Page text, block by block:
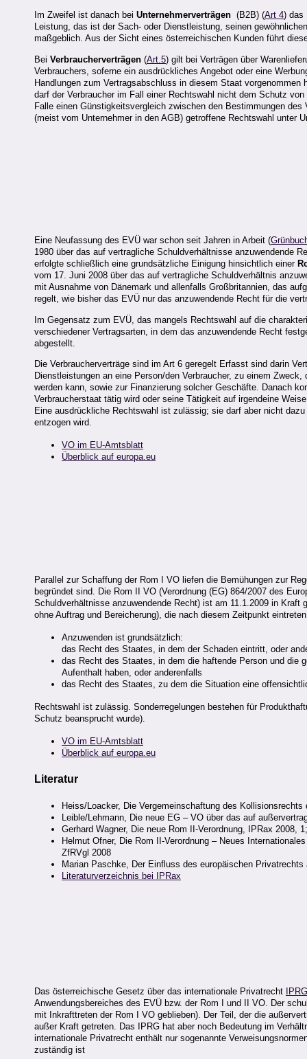
Im Zweifel ist danach bei Unternehmerverträgen (B2B) (Art 4) das
Leistung, das ist der Sach- oder Dienstleistung, seinen
maßgeblich. Aus der Sicht eines österreichischen Kunden führt
Bei Verbraucherverträgen (Art.5) gilt bei Verträgen über
Verbrauchers, soferne ein ausdrückliches Angebot oder eine
Handlungen zum Vertragsabschluss in diesem Staat
darf der Verbraucher im Fall einer Rechtswahl nicht dem Schutz
Falle einen Günstigkeitsvergleich zwischen den Bestimmungen
(meist vom Unternehmer in den AGB) getroffene Rechtswahl unter
Eine Neufassung des EVÜ war schon seit Jahren in Arbeit (
1980 über das auf vertragliche Schuldverhältnisse anzuwendende
erfolgte schließlich eine grundsätzliche Einigung hinsichtlich einer
vom 17. Juni 2008 über das auf vertragliche Schuldverhältnis
mit Ausnahme von Dänemark und allenfalls Großbritannien, das
regelt, wie bisher das EVÜ nur das anzuwendende Recht für die
Im Gegensatz zum EVÜ, das mangels Rechtswahl auf die
verschiedener Vertragsarten, in dem das anzuwendende Recht
abgestellt.
Die Verbraucherverträge sind im Art 6 geregelt Erfasst sind darin
Dienstleistungen an eine Person/den Verbraucher, zu einem
werden kann, sowie zur Finanzierung solcher Geschäfte. Danach
Verbraucherstaat tätig wird oder seine Tätigkeit auf irgendeine
Eine ausdrückliche Rechtswahl ist zulässig; sie darf aber nicht
entzogen wird.
VO im EU-Amtsblatt
Überblick auf europa.eu
Parallel zur Schaffung der Rom I VO liefen die Bemühungen zur
begründet sind. Die Rom II VO (Verordnung (EG) 864/2007 des
Schuldverhältnisse anzuwendende Recht) ist am 11.1.2009 in
ohne Auftrag und Bereicherung), die nach diesem Zeitpunkt
Anzuwenden ist grundsätzlich:
das Recht des Staates, in dem der Schaden eintritt, oder
das Recht des Staates, in dem die haftende Person und die
Aufenthalt haben, oder anderenfalls
das Recht des Staates, zu dem die Situation eine
Rechtswahl ist zulässig. Sonderregelungen bestehen für
Schutz beansprucht wurde).
VO im EU-Amtsblatt
Überblick auf europa.eu
Literatur
Heiss/Loacker, Die Vergemeinschaftung des
Leible/Lehmann, Die neue EG – VO über das auf
Gerhard Wagner, Die neue Rom II-Verordnung, IPRax 2008,
Helmut Ofner, Die Rom II-Verordnung – Neues
ZfRVgl 2008
Marian Paschke, Der Einfluss des europäischen
Literaturverzeichnis bei IPRax
Das österreichische Gesetz über das internationale Privatrecht
IPRG
Anwendungsbereiches des EVÜ bzw. der Rom I und II VO. Der
mit Inkrafttreten der Rom I VO geblieben). Der Teil, der die
außer Kraft getreten. Das IPRG hat aber noch Bedeutung im
internationale Privatrecht enthält nur sogenannte
zuständig ist